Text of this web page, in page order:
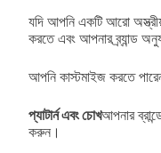
যদি আপনি একটি আরো
করতে এবং আপনার ব্র্যান্ড
আপনি কাস্টমাইজ করতে
প্যাটার্ন এবং চোখআপনার
করুন।